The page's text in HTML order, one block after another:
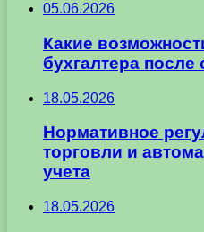
05.06.2026
Какие
бухгалтера после
18.05.2026
Нормативное
торговли и
учета
18.05.2026